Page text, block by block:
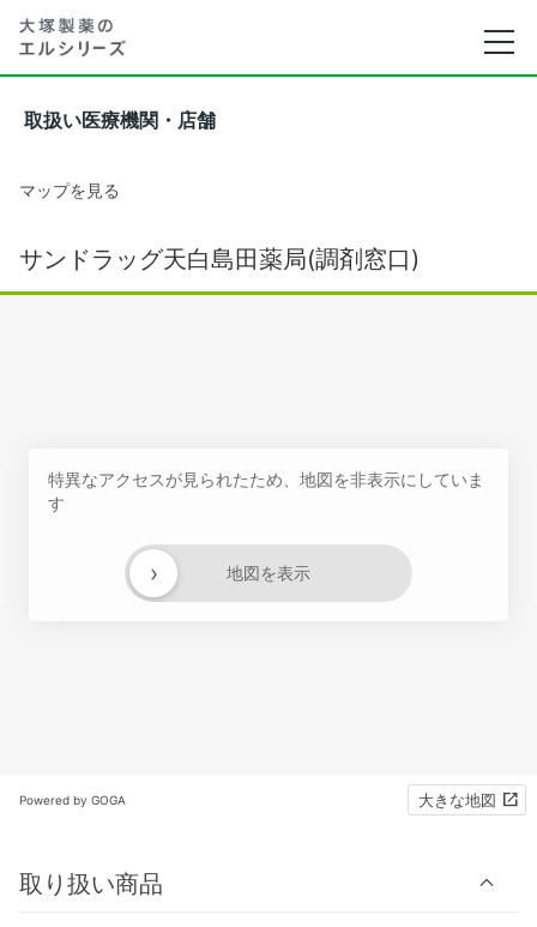
取扱い医療機関・店舗
マップを見る
サンドラッグ天白島田薬局(調剤窓口)
特異なアクセスが見られたため、地図を非表示にしていま
す
地図を表示
›
Powered by GOGA 大きな地図
取り扱い商品